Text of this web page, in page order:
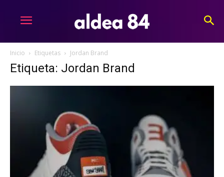
Inicio Etiquetas Jordan Brand
Etiqueta: Jordan Brand